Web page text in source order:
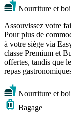
Nourriture et
Assouvissez votre
Pour plus de
à votre siège via
classe Premium et
offertes, tandis que
repas
Nourriture et
Bagage